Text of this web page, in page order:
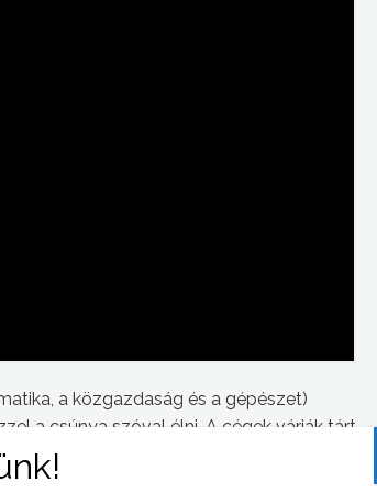
a közgazdaság és a gépészet)
a csúnya szóval élni. A cégek várják tárt
a technikus
állni a helyüket.”